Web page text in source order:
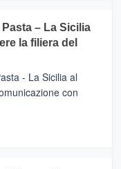
– La Sicilia
la filiera del
- La Sicilia al
con